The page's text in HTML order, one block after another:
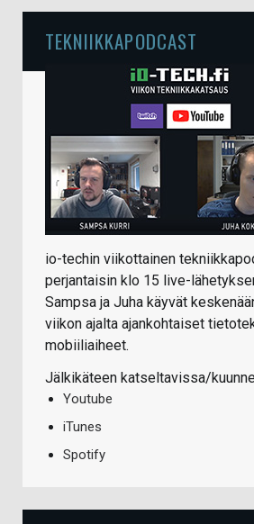
TEKNIIKKAPODCAST
io-techin viikottainen
perjantaisin klo 15 live-
Sampsa ja Juha käyvät
viikon ajalta ajankohtaiset
mobiiliaiheet.
Jälkikäteen katseltavissa/
Youtube
iTunes
Spotify